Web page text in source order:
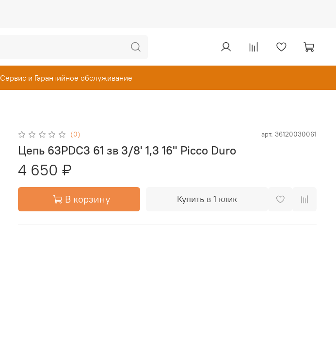
Сервис и Гарантийное обслуживание
(0) арт. 36120030061
Цепь 63PDС3 61 зв 3/8' 1,3 16" Picco Duro
4 650 ₽
В корзину Купить в 1 клик